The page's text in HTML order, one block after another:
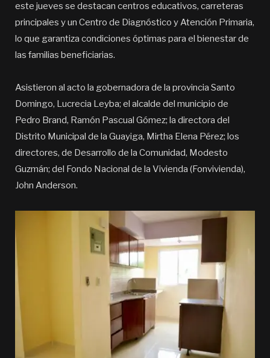
este jueves se destacan centros educativos, carreteras
principales y un Centro de Diagnóstico y Atención Primaria,
lo que garantiza condiciones óptimas para el bienestar de
las familias beneficiarias.
Asistieron al acto la gobernadora de la provincia Santo
Domingo, Lucrecia Leyba; el alcalde del municipio de
Pedro Brand, Ramón Pascual Gómez; la directora del
Distrito Municipal de la Guayiga, Mirtha Elena Pérez; los
directores, de Desarrollo de la Comunidad, Modesto
Guzmán; del Fondo Nacional de la Vivienda (Fonvivienda),
John Anderson.